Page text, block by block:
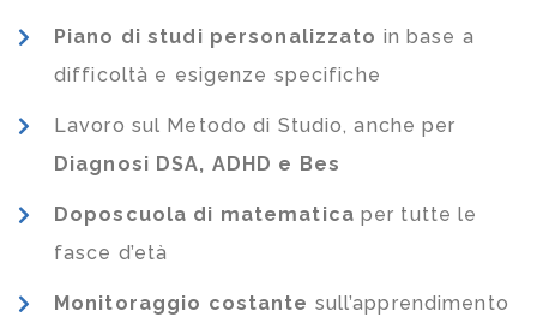
Piano di studi personalizzato in base a
difficoltà e esigenze specifiche
Lavoro sul Metodo di Studio, anche per
Diagnosi DSA, ADHD e Bes
Doposcuola di matematica per tutte le
fasce d’età
Monitoraggio costante sull’apprendimento